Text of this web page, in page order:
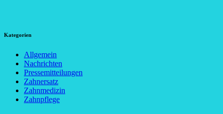
Kategorien
Allgemein
Nachrichten
Pressemitteilungen
Zahnersatz
Zahnmedizin
Zahnpflege